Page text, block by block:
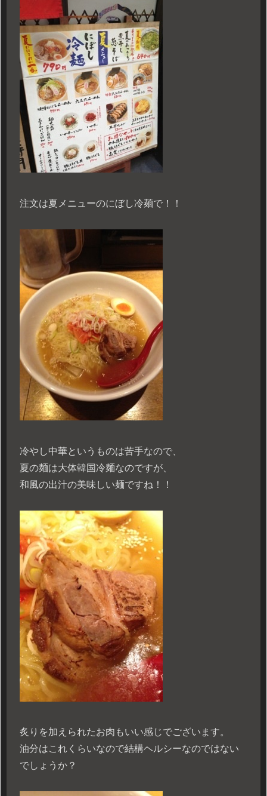
注文は夏メニューのにぼし冷麺で！！
冷やし中華というものは苦手なので、
夏の麺は大体韓国冷麺なのですが、
和風の出汁の美味しい麺ですね！！
炙りを加えられたお肉もいい感じでございます。
油分はこれくらいなので結構ヘルシーなのではない
でしょうか？